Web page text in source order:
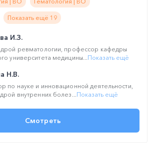
Показать ещё 19
И.З.
ревматологии, профессор кафедры
университета медицины...Показать ещё
Н.В.
по науке и инновационной деятельности,
внутренних болез...Показать ещё
Смотреть